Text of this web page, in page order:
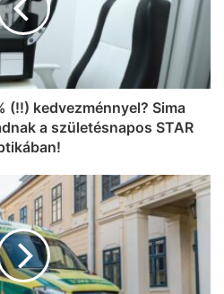
(!!) kedvezménnyel? Sima
a születésnapos STAR